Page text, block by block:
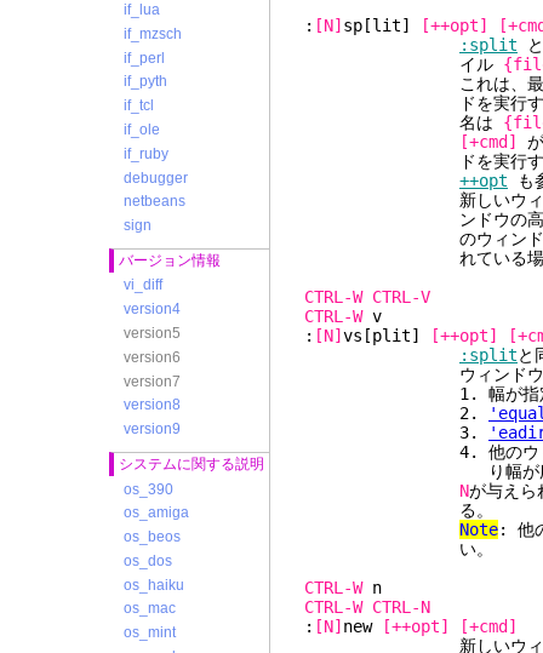
if_lua
if_mzsch
if_perl
if_pyth
if_tcl
if_ole
if_ruby
debugger
netbeans
sign
バージョン情報
vi_diff
version4
version5
version6
version7
version8
version9
システムに関する説明
os_390
os_amiga
os_beos
os_dos
os_haiku
os_mac
os_mint
: [N] sp[lit] [++opt]
:split
イル
これは、最初に
ドを実行するのとほぼ
名は
[+cmd]
ドを実行す
++opt も
新しいウィンド
ンドウの高さの半分を
のウィンドウの高
れている場合は、他
CTRL-W CTRL-V
CTRL-W
: [N] vs[plit] [++opt]
:splitと
ウィンドウは水平
1. 幅が指定され
2.
3.
4. 他のウィンドウの
り幅が広いも
Nが与えら
る。
Note: 他
い。
CTRL-W
CTRL-W CTRL-N
: [N] new [++opt]
[+cmd]
新しいウィンドウを作